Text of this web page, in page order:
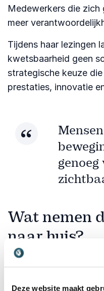
Deze website maakt
Medewerkers die zich
meer
Tijdens haar lezingen
kwetsbaarheid geen
strategische keuze
prestaties, innovatie
genoeg
Wat nemen
naar huis?
Na een lezing van
alleen met inspiratie,